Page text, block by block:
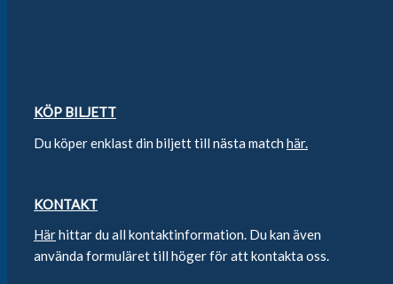
KÖP BILJETT
Du köper enklast din biljett till nästa match här.
KONTAKT
Härhittar du all kontaktinformation. Du kan även
använda formuläret till höger för att kontakta oss.